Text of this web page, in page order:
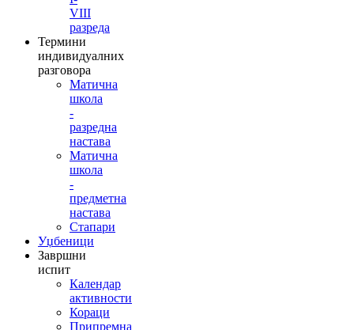
VIII
разреда
Термини
индивидуалних
разговора
Матична
школа
-
разредна
настава
Матична
школа
-
предметна
настава
Стапари
Уџбеници
Завршни
испит
Календар
активности
Кораци
Припремна